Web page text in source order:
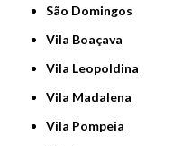
São Domingos
Vila Boaçava
Vila Leopoldina
Vila Madalena
Vila Pompeia